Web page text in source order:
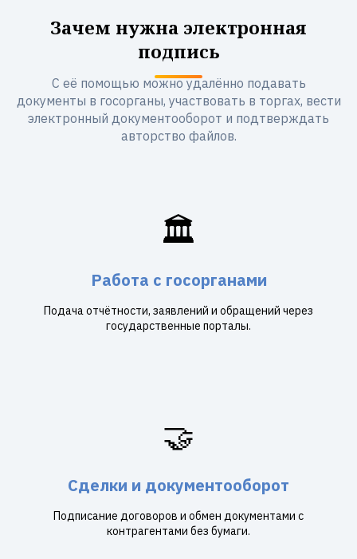
Зачем нужна электронная
подпись
С её помощью можно удалённо подавать
документы в госорганы, участвовать в торгах, вести
электронный документооборот и подтверждать
авторство файлов.
🏛️
Работа с госорганами
Подача отчётности, заявлений и обращений через
государственные порталы.
🤝
Сделки и документооборот
Подписание договоров и обмен документами с
контрагентами без бумаги.